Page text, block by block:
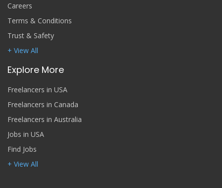
Careers
Terms & Conditions
Trust & Safety
+ View All
Explore More
Freelancers in USA
Freelancers in Canada
Freelancers in Australia
Jobs in USA
Find Jobs
+ View All